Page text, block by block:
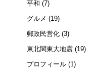
平和 (7)
グルメ (19)
郵政民営化 (3)
東北関東大地震 (19)
プロフィール (1)